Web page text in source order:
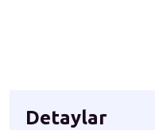
Detaylar